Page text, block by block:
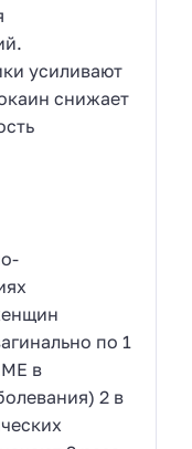
усиливают
снижает
по 1
в
2 в